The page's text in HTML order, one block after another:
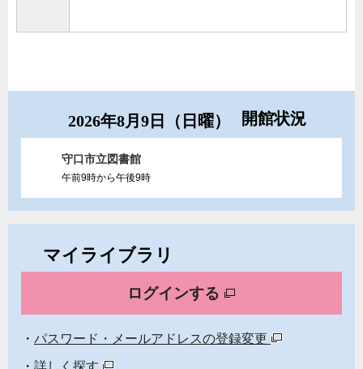
2026年8月9日（日曜） 開館状況
守口市立図書館
午前9時から午後9時
マイライブラリ
ログインする
パスワード・メールアドレスの登録変更
詳しく探す